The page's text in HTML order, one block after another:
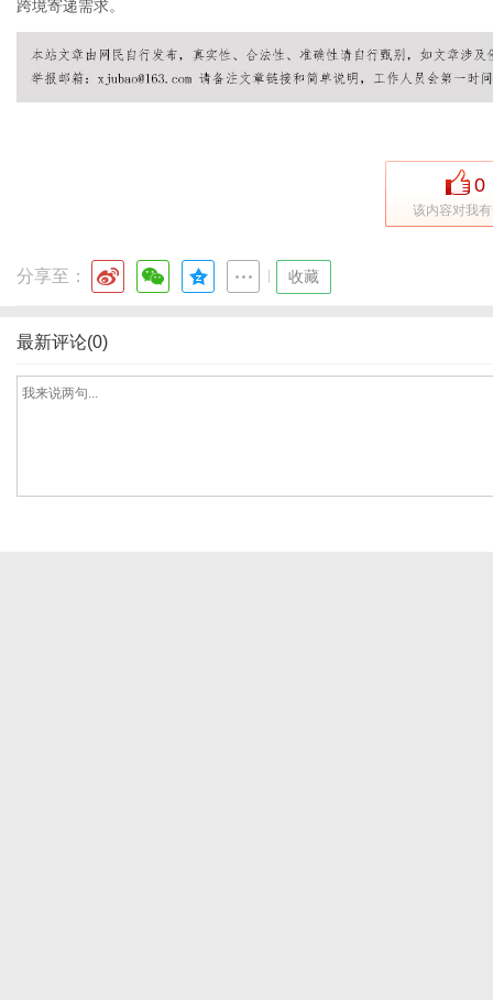
跨境寄递需求。
0
该内容对我
分享至： 收藏
最新评论(0)